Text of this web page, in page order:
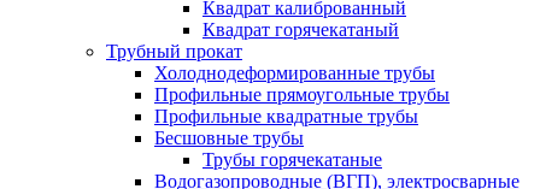
Квадрат калиброванный
Квадрат горячекатаный
Трубный прокат
Холоднодеформированные трубы
Профильные прямоугольные трубы
Профильные квадратные трубы
Бесшовные трубы
Трубы горячекатаные
Водогазопроводные (ВГП), электросварные